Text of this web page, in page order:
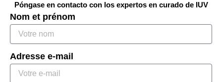
Póngase en contacto con los expertos en curado de IUV
Nom et prénom
Adresse e-mail